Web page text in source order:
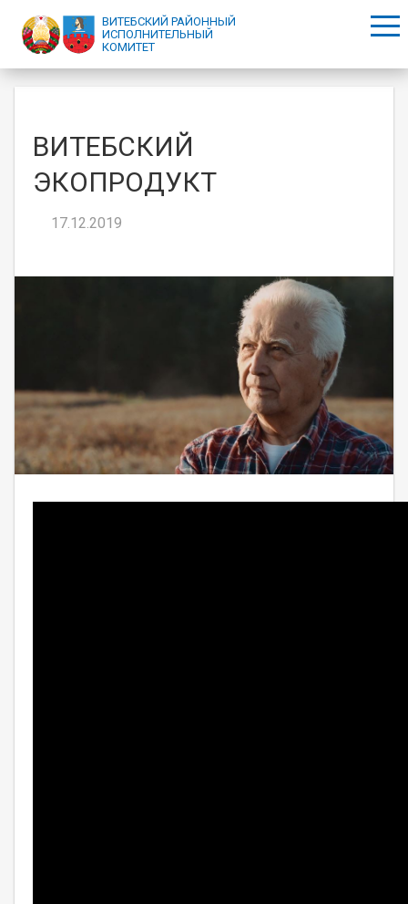
ВИТЕБСКИЙ РАЙОННЫЙ
ИСПОЛНИТЕЛЬНЫЙ
КОМИТЕТ
ВИТЕБСКИЙ
ЭКОПРОДУКТ
17.12.2019